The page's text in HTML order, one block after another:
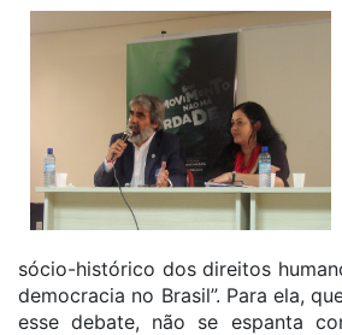
sócio-histórico dos direitos
democracia no Brasil”. Para ela,
esse debate, não se espanta